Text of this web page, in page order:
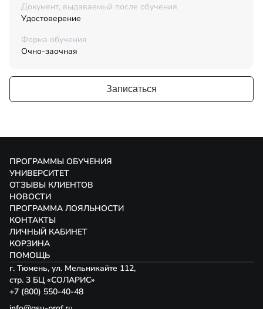
Документ, выдаваемый после обучения
Удостоверение
Форма обучения
Очно-заочная
Записаться
ПРОГРАММЫ ОБУЧЕНИЯ
УНИВЕРСИТЕТ
ОТЗЫВЫ КЛИЕНТОВ
НОВОСТИ
ПРОГРАММА ЛОЯЛЬНОСТИ
КОНТАКТЫ
ЛИЧНЫЙ КАБИНЕТ
КОРЗИНА
ПОМОЩЬ
г. Тюмень, ул. Мельникайте 112,
стр. 3 БЦ «СОЛАРИС»
+7 (800) 550-40-48